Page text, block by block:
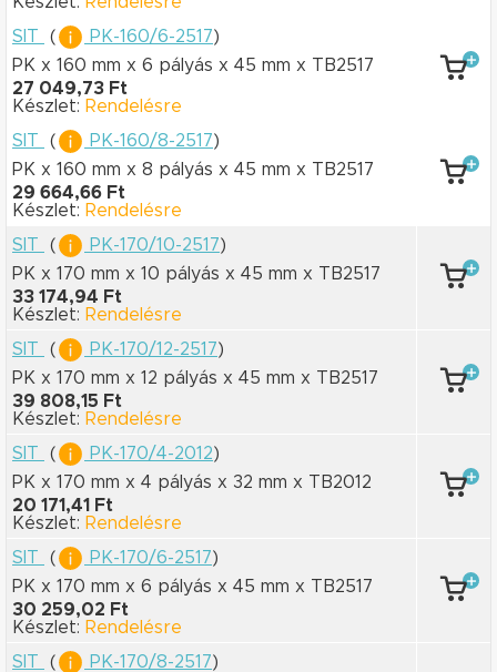
SIT
( PK-160/6-2517)
PK x 160 mm x 6 pályás x 45 mm x TB2517
27 049,73 Ft
Készlet: Rendelésre
SIT
( PK-160/8-2517)
PK x 160 mm x 8 pályás x 45 mm x TB2517
29 664,66 Ft
Készlet: Rendelésre
SIT
( PK-170/10-2517)
PK x 170 mm x 10 pályás x 45 mm x TB2517
33 174,94 Ft
Készlet: Rendelésre
SIT
( PK-170/12-2517)
PK x 170 mm x 12 pályás x 45 mm x TB2517
39 808,15 Ft
Készlet: Rendelésre
SIT
( PK-170/4-2012)
PK x 170 mm x 4 pályás x 32 mm x TB2012
20 171,41 Ft
Készlet: Rendelésre
SIT
( PK-170/6-2517)
PK x 170 mm x 6 pályás x 45 mm x TB2517
30 259,02 Ft
Készlet: Rendelésre
SIT
( PK-170/8-2517)